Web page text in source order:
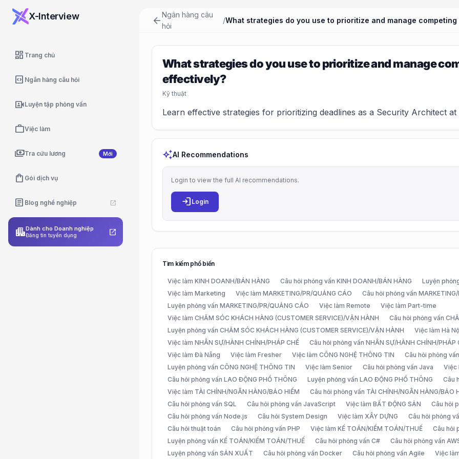
X-Interview
dashboard Trang chủ
code_blocks Ngân hàng câu hỏi
video_camera_frontLuyện tập phỏng vấn
workViệc làm
paymentsTra cứu lương Mới
shopping_bag Gói dịch vụ
article Blog nghề nghiệp open_in_new
apartmentDành cho Doanh nghiệp
Đăng tin tuyển dụng open_in_new
arrow_backNgân hàng câu
hỏi
/
What strategies do you use to prioritize and manage
effectively?
Kỹ thuật
Learn effective strategies for prioritizing deadlines as a Security Architect at
auto_awesomeAI Recommendations
Login to view the full AI recommendations.
login Login
Tìm kiếm phổ biến
Việc làm KINH DOANH/BÁN HÀNG Câu hỏi phỏng vấn KINH DOANH/BÁN HÀNG Luyện
Việc làm Marketing
Việc làm MARKETING/PR/QUẢNG CÁO
Câu hỏi phỏng vấn
Luyện phỏng vấn MARKETING/PR/QUẢNG CÁO
Việc làm Remote
Việc làm Part-time
Việc làm CHĂM SÓC KHÁCH HÀNG (CUSTOMER SERVICE)/VẬN HÀNH
Câu hỏi phỏng vấn
Luyện phỏng vấn CHĂM SÓC KHÁCH HÀNG (CUSTOMER SERVICE)/VẬN HÀNH
Việc làm Hà
Việc làm NHÂN SỰ/HÀNH CHÍNH/PHÁP CHẾ
Câu hỏi phỏng vấn NHÂN SỰ/HÀNH CHÍNH/PHÁP
Việc làm Đà Nẵng
Việc làm Fresher Việc làm CÔNG NGHỆ THÔNG TIN
Câu hỏi phỏng
Luyện phỏng vấn CÔNG NGHỆ THÔNG TIN
Việc làm Senior Câu hỏi phỏng vấn Java
Việc
Câu hỏi phỏng vấn LAO ĐỘNG PHỔ THÔNG
Luyện phỏng vấn LAO ĐỘNG PHỔ THÔNG Câu
Việc làm TÀI CHÍNH/NGÂN HÀNG/BẢO HIỂM
Câu hỏi phỏng vấn TÀI CHÍNH/NGÂN HÀNG/BẢO
Câu hỏi phỏng vấn SQL
Câu hỏi phỏng vấn JavaScript Việc làm BẤT ĐỘNG SẢN Câu hỏi
Câu hỏi phỏng vấn Node.js
Câu hỏi System Design Việc làm XÂY DỰNG Câu hỏi phỏng
Câu hỏi thuật toán
Câu hỏi phỏng vấn PHP Việc làm KẾ TOÁN/KIỂM TOÁN/THUẾ
Câu hỏi
Luyện phỏng vấn KẾ TOÁN/KIỂM TOÁN/THUẾ
Câu hỏi phỏng vấn C# Câu hỏi phỏng vấn
Luyện phỏng vấn SẢN XUẤT
Câu hỏi phỏng vấn Docker Câu hỏi phỏng vấn Agile Việc